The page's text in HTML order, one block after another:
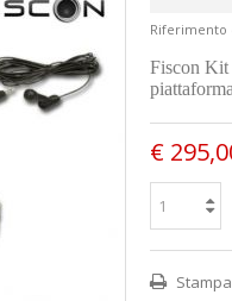
Riferimento
Fiscon Kit
€
Stampa